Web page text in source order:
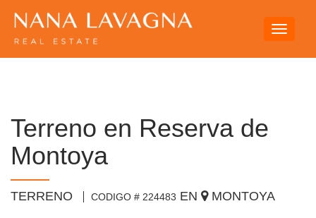
Toggle
Terreno en Reserva de
Montoya
TERRENO CODIGO # 224483 EN MONTOYA